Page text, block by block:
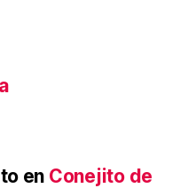
en Conejito de